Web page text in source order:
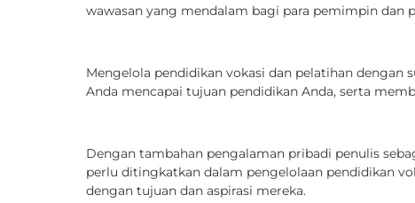
wawasan yang mendalam bagi para pemimpin
Mengelola pendidikan vokasi dan pelatihan
Anda mencapai tujuan pendidikan Anda, serta
Dengan tambahan pengalaman pribadi penulis
perlu ditingkatkan dalam pengelolaan pendidikan
dengan tujuan dan aspirasi mereka.